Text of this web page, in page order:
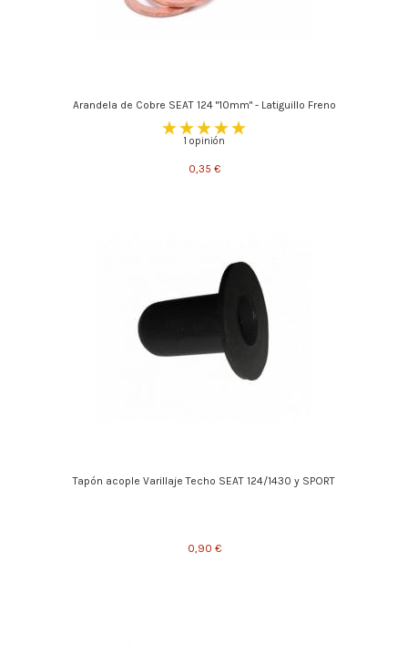
Arandela de Cobre SEAT 124 "10mm" - Latiguillo Freno
1 opinión
0,35 €
Tapón acople Varillaje Techo SEAT 124/1430 y SPORT
0,90 €